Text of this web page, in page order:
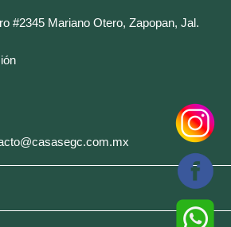
#2345 Mariano Otero, Zapopan, Jal.